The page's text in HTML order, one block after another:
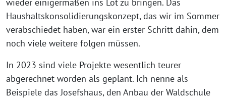
Haushaltskonsolidierungskonzept, das wir im Sommer
verabschiedet haben, war ein erster Schritt dahin, dem
noch viele weitere folgen müssen.
In 2023 sind viele Projekte wesentlich teurer
abgerechnet worden als geplant. Ich nenne als
Beispiele das Josefshaus, den Anbau der Waldschule